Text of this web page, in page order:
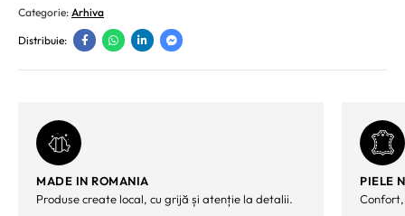
Categorie: Arhiva
Distribuie:
MADE IN ROMANIA
Produse create local, cu grijă și atenție la detalii.
PIELE